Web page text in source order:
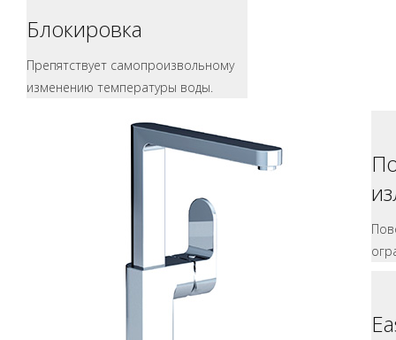
Блокировка
Препятствует самопроизвольному
изменению температуры воды.